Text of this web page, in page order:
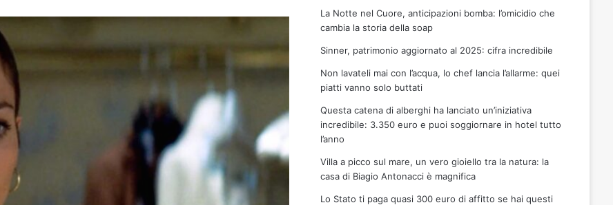
La Notte nel Cuore, anticipazioni bomba: l’omicidio che
cambia la storia della soap
Sinner, patrimonio aggiornato al 2025: cifra incredibile
Non lavateli mai con l’acqua, lo chef lancia l’allarme: quei
piatti vanno solo buttati
Questa catena di alberghi ha lanciato un’iniziativa
incredibile: 3.350 euro e puoi soggiornare in hotel tutto
l’anno
Villa a picco sul mare, un vero gioiello tra la natura: la
casa di Biagio Antonacci è magnifica
Lo Stato ti paga quasi 300 euro di affitto se hai questi